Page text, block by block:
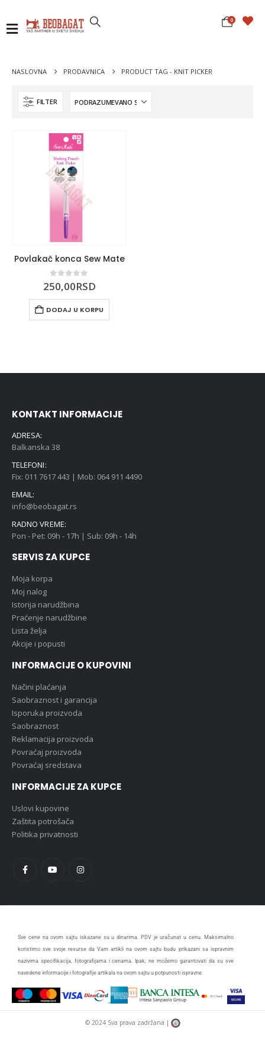
0
NASLOVNA PRODAVNICA PRODUCT TAG - KNIT PICKER
FILTER
Povlakač konca Sew Mate
0 out of 5
250,00RSD
DODAJ U KORPU
KONTAKT INFORMACIJE
ADRESA:
Balkanska 38
TELEFONI:
Fix: 011 7617 443 | Mob: 064 911 4490
EMAIL:
info@beobagat.rs
RADNO VREME:
Pon - Pet: 09h - 17h | Sub: 09h - 14h
SERVIS ZA KUPCE
Moja korpa
Moj nalog
Istorija narudžbina
Praćenje narudžbine
Lista želja
Akcije i popusti
INFORMACIJE O KUPOVINI
Načini plaćanja
Saobraznost i garancija
Isporuka proizvoda
Saobraznost
Reklamacija proizvoda
Povraćaj proizvoda
Povraćaj sredstava
INFORMACIJE ZA KUPCE
Uslovi kupovine
Zaštita potrošača
Politika privatnosti
Sve cene na ovom sajtu iskazane su u dinarima. PDV je uračunat u cenu. Maksimalno
koristimo sve svoje resurse da Vam artikli na ovom sajtu budu prikazani sa ispravnim
nazivima specifikacija, fotografijama i cenama. Ipak, ne možemo garantovati da su sve
navedene informacije i fotografije artikala na ovom sajtu u potpunosti ispravne.
© 2024 Sva prava zadržana |